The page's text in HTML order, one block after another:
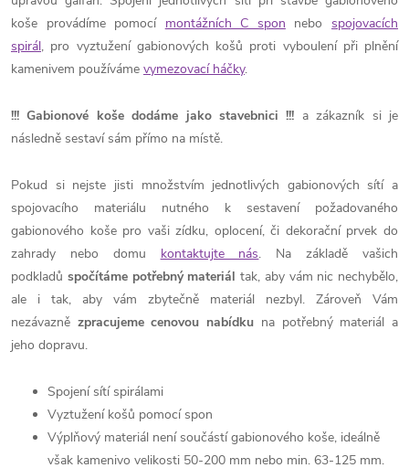
koše provádíme pomocí montážních C spon nebo spojovacích
spirál, pro vyztužení gabionových košů proti vyboulení při plnění
kamenivem používáme vymezovací háčky.
!!!Gabionové koše dodáme jako stavebnici !!! a zákazník si je
následně sestaví sám přímo na místě.
Pokud si nejste jisti množstvím jednotlivých gabionových sítí a
spojovacího materiálu nutného k sestavení požadovaného
gabionového koše pro vaši zídku, oplocení, či dekorační prvek do
zahrady nebo domu kontaktujte nás. Na základě vašich
podkladů spočítáme potřebný materiál tak, aby vám nic nechybělo,
ale i tak, aby vám zbytečně materiál nezbyl. Zároveň Vám
nezávazně zpracujeme cenovou nabídku na potřebný materiál a
jeho dopravu.
Spojení sítí spirálami
Vyztužení košů pomocí spon
Výplňový materiál není součástí gabionového koše, ideálně
však kamenivo velikosti 50-200 mm nebo min. 63-125 mm.